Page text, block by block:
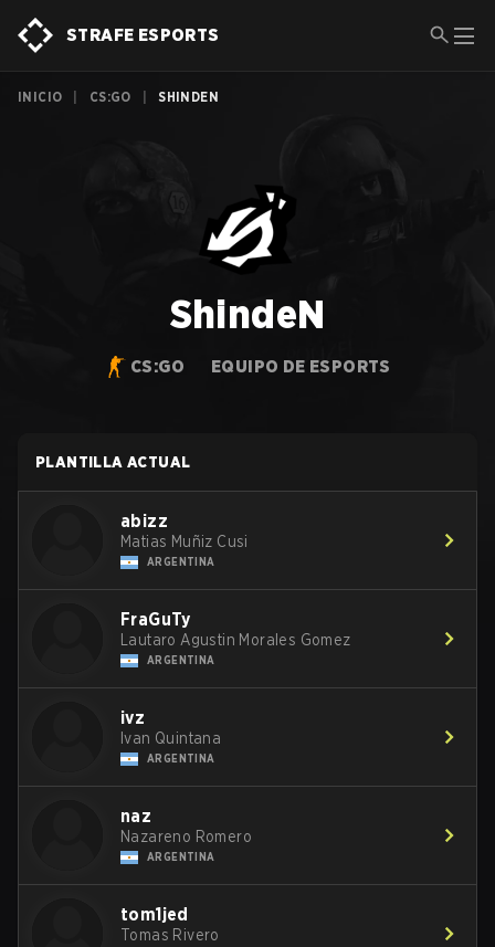
STRAFE ESPORTS
INICIO CS:GO SHINDEN
ShindeN
CS:GO EQUIPO DE ESPORTS
PLANTILLA ACTUAL
abizz
Matias Muñiz Cusi
ARGENTINA
FraGuTy
Lautaro Agustin Morales Gomez
ARGENTINA
ivz
Ivan Quintana
ARGENTINA
naz
Nazareno Romero
ARGENTINA
tom1jed
Tomas Rivero